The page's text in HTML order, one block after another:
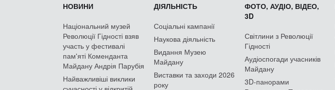
НОВИНИ
Національний музей
Революції Гідності взяв
участь у фестивалі
пам'яті Коменданта
Майдану Андрія Парубія
Найважливіші виклики
ДІЯЛЬНІСТЬ
Соціальні кампанії
Наукова діяльність
Видання Музею
Майдану
Виставки та заходи 2026
року
ФОТО, АУДІО, ВІДЕО,
3D
Світлини з Революції
Гідності
Аудіоспогади учасників
Майдану
3D-панорами